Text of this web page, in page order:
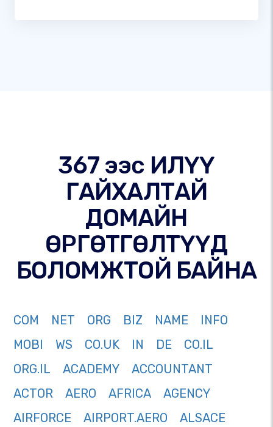
367 ээс ИЛҮҮ
ГАЙХАЛТАЙ
ДОМАЙН
ӨРГӨТГӨЛТҮҮД
БОЛОМЖТОЙ БАЙНА
COM NET ORG BIZ NAME
INFO
MOBI
WS CO.UK IN DE
CO.IL
ORG.IL
ACADEMY
ACCOUNTANT
ACTOR
AERO AFRICA
AGENCY
AIRFORCE
AIRPORT.AERO
ALSACE